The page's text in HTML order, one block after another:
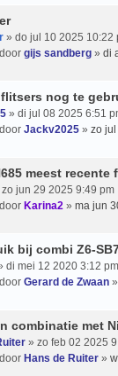
» do jul 10 2025 10:22
gijs sandberg » di
nog te
» di jul 08 2025 6:51
Jackv2025 » zo jul
meest recente
zo jun 29 2025 9:49 pm
Karina2 » ma jun
bij combi Z6-
di mei 12 2020 3:12 pm
Gerard de Zwaan »
combinatie met
» zo feb 02 2025
Hans de Ruiter »